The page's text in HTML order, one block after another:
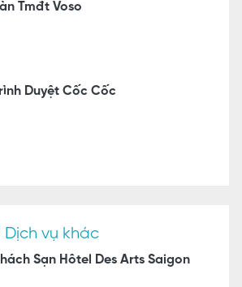
Tmđt Voso
Duyệt Cốc Cốc
vụ khác
Sạn Hôtel Des Arts Saigon